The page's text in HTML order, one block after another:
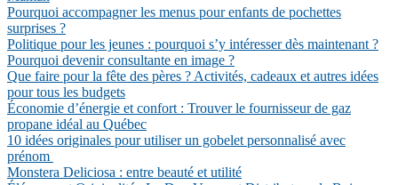
Pourquoi accompagner les menus pour enfants de pochettes
surprises ?
Politique pour les jeunes : pourquoi s’y intéresser dès maintenant ?
Pourquoi devenir consultante en image ?
Que faire pour la fête des pères ? Activités, cadeaux et autres idées
pour tous les budgets
Économie d’énergie et confort : Trouver le fournisseur de gaz
propane idéal au Québec
10 idées originales pour utiliser un gobelet personnalisé avec
prénom
Monstera Deliciosa : entre beauté et utilité